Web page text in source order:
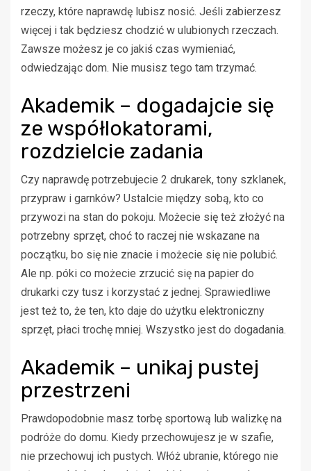
rzeczy, które naprawdę lubisz nosić. Jeśli zabierzesz
więcej i tak będziesz chodzić w ulubionych rzeczach.
Zawsze możesz je co jakiś czas wymieniać,
odwiedzając dom. Nie musisz tego tam trzymać.
Akademik – dogadajcie się
ze współlokatorami,
rozdzielcie zadania
Czy naprawdę potrzebujecie 2 drukarek, tony szklanek,
przypraw i garnków? Ustalcie między sobą, kto co
przywozi na stan do pokoju. Możecie się też złożyć na
potrzebny sprzęt, choć to raczej nie wskazane na
początku, bo się nie znacie i możecie się nie polubić.
Ale np. póki co możecie zrzucić się na papier do
drukarki czy tusz i korzystać z jednej. Sprawiedliwe
jest też to, że ten, kto daje do użytku elektroniczny
sprzęt, płaci trochę mniej. Wszystko jest do dogadania.
Akademik – unikaj pustej
przestrzeni
Prawdopodobnie masz torbę sportową lub walizkę na
podróże do domu. Kiedy przechowujesz je w szafie,
nie przechowuj ich pustych. Włóż ubranie, którego nie